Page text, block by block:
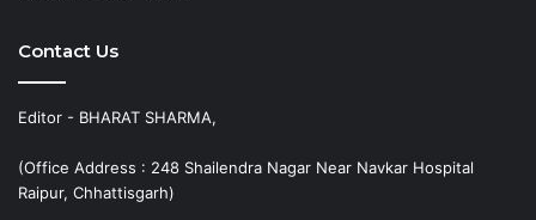
Contact Us
Editor - BHARAT SHARMA,
(Office Address : 248 Shailendra Nagar Near Navkar Hospital
Raipur, Chhattisgarh)